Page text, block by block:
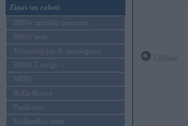
Ziņas un raksti
BMW modeļu jaunumi
BMW testi
Tehnoloģijas & sasniegumi
BMW Latvijā
MINI
Rolls-Royce
Pasākumi
Vadāmības tests